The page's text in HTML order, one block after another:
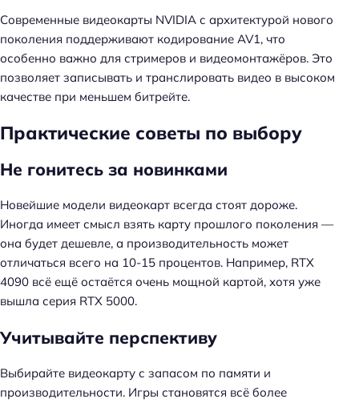
Современные видеокарты NVIDIA с архитектурой нового
поколения поддерживают кодирование AV1, что
особенно важно для стримеров и видеомонтажёров. Это
позволяет записывать и транслировать видео в высоком
качестве при меньшем битрейте.
Практические советы по выбору
Не гонитесь за новинками
Новейшие модели видеокарт всегда стоят дороже.
Иногда имеет смысл взять карту прошлого поколения —
она будет дешевле, а производительность может
отличаться всего на 10-15 процентов. Например, RTX
4090 всё ещё остаётся очень мощной картой, хотя уже
вышла серия RTX 5000.
Учитывайте перспективу
Выбирайте видеокарту с запасом по памяти и
производительности. Игры становятся всё более